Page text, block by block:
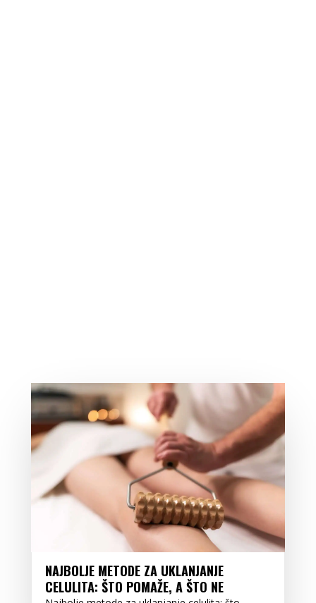
NAJBOLJE METODE ZA UKLANJANJE
CELULITA: ŠTO POMAŽE, A ŠTO NE